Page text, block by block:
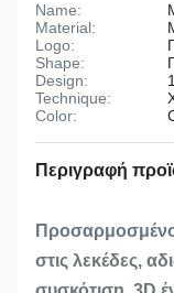
Name:
Material:
Logo:
Shape:
Design:
Technique:
Color:
Περιγραφή
Προσαρμοσμένο
στις λεκέδες,